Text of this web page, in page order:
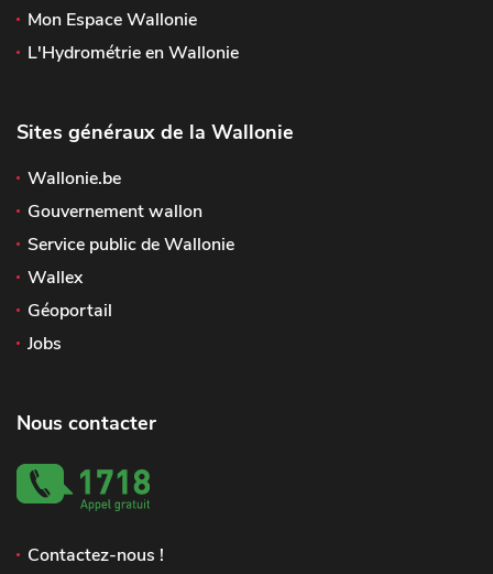
Mon Espace Wallonie
L'Hydrométrie en Wallonie
Sites généraux de la Wallonie
Wallonie.be
Gouvernement wallon
Service public de Wallonie
Wallex
Géoportail
Jobs
Nous contacter
Contactez-nous !